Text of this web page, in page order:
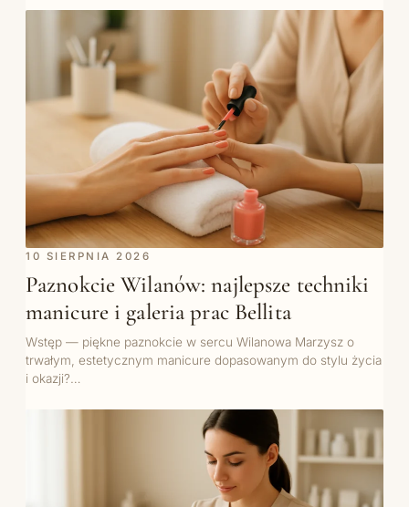
10 SIERPNIA 2026
Paznokcie Wilanów: najlepsze techniki
manicure i galeria prac Bellita
Wstęp — piękne paznokcie w sercu Wilanowa Marzysz o
trwałym, estetycznym manicure dopasowanym do stylu życia
i okazji?…